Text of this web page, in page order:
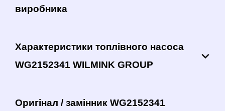
виробника
Характеристики топлівного насоса
WG2152341 WILMINK GROUP
Оригінал / замінник WG2152341